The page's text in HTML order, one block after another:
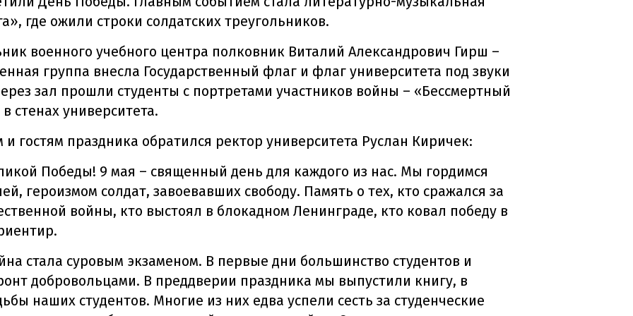
где ожили строки солдатских треугольников.
военного учебного центра полковник Виталий Александрович Гирш –
группа внесла Государственный флаг и флаг университета под звуки
зал прошли студенты с портретами участников войны – «Бессмертный
стенах университета.
гостям праздника обратился ректор университета Руслан Киричек:
Победы! 9 мая – священный день для каждого из нас. Мы гордимся
героизмом солдат, завоевавших свободу. Память о тех, кто сражался за
войны, кто выстоял в блокадном Ленинграде, кто ковал победу в
стала суровым экзаменом. В первые дни большинство студентов и
добровольцами. В преддверии праздника мы выпустили книгу, в
наших студентов. Многие из них едва успели сесть за студенческие